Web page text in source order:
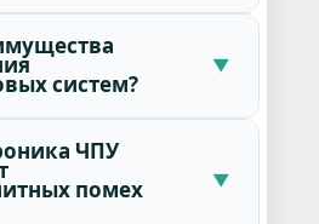
систем?
ЧПУ
помех